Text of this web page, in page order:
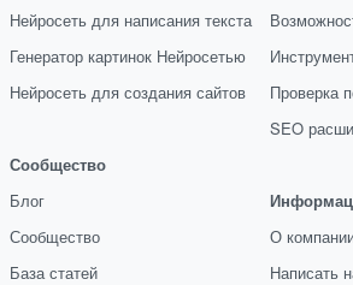
Нейросеть для написания текста
Генератор картинок Нейросетью
Нейросеть для создания сайтов
Сообщество
Блог
Сообщество
База статей
Проверка
SEO
О
Написать